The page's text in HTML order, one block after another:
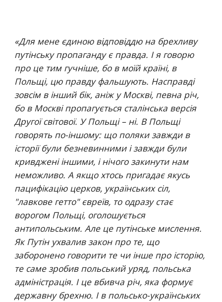
«Для мене єдиною відповіддю на брехливу
путінську пропаганду є правда. І я говорю
про це тим гучніше, бо в моїй країні, в
Польщі, цю правду фальшують. Насправді
зовсім в інший бік, аніж у Москві, певна річ,
бо в Москві пропагується сталінська версія
Другої світової. У Польщі – ні. В Польщі
говорять по-іншому: що поляки завжди в
історії були безневинними і завжди були
кривджені іншими, і нічого закинути нам
неможливо. А якщо хтось пригадає якусь
пацифікацію церков, українських сіл,
"лавкове гетто" євреїв, то одразу стає
ворогом Польщі, оголошується
антипольським. Але це путінське мислення.
Як Путін ухвалив закон про те, що
заборонено говорити те чи інше про історію,
те саме зробив польський уряд, польська
адміністрація. І це вбивча річ, яка формує
державну брехню. І в польсько-українських